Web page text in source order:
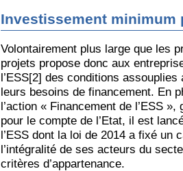
Investissement minimum
Volontairement plus large que les
projets propose donc aux
l’ESS[2] des conditions
leurs besoins de financement. En
l’action « Financement de l’ESS
pour le compte de l’Etat, il est
l’ESS dont la loi de 2014 a fixé un
l’intégralité de ses acteurs du
critères d’appartenance.